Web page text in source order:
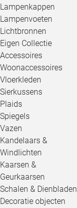
Lampenkappen
Lampenvoeten
Lichtbronnen
Eigen Collectie
Accessoires
Woonaccessoires
Vloerkleden
Sierkussens
Plaids
Spiegels
Vazen
Kandelaars &
Windlichten
Kaarsen &
Geurkaarsen
Schalen & Dienbladen
Decoratie objecten